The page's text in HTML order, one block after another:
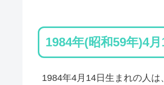
1984年(昭和59年)4
1984年4月14日生まれの人